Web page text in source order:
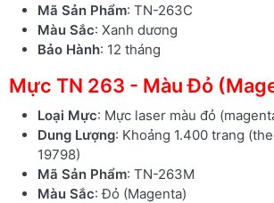
Mã Sản Phẩm: TN-263C
Màu Sắc: Xanh dương
Bảo Hành: 12 tháng
Mực TN 263 - Màu Đỏ
Loại Mực: Mực laser màu đỏ
Dung Lượng: Khoảng 1.400 trang
19798)
Mã Sản Phẩm: TN-263M
Màu Sắc: Đỏ (Magenta)